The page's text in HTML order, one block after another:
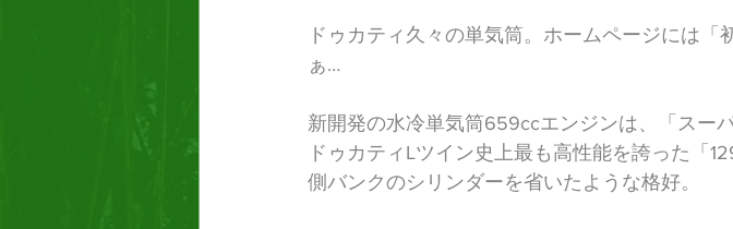
ドゥカティ久々の単気筒。ホームページには
ぁ…
新開発の水冷単気筒659ccエンジンは、「スー
ドゥカティLツイン史上最も高性能を誇った「
側バンクのシリンダーを省いたような格好。